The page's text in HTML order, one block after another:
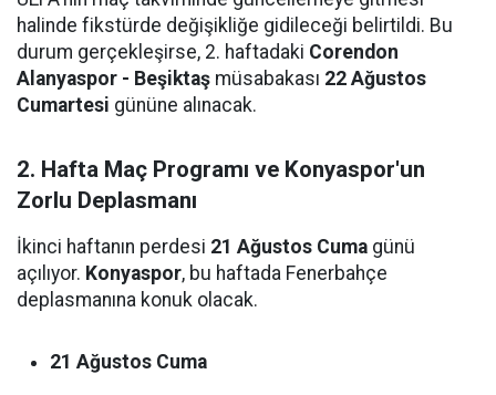
halinde fikstürde değişikliğe gidileceği belirtildi. Bu
durum gerçekleşirse, 2. haftadaki Corendon
Alanyaspor - Beşiktaş müsabakası 22 Ağustos
Cumartesi gününe alınacak.
2. Hafta Maç Programı ve Konyaspor'un
Zorlu Deplasmanı
İkinci haftanın perdesi 21 Ağustos Cuma günü
açılıyor. Konyaspor, bu haftada Fenerbahçe
deplasmanına konuk olacak.
21 Ağustos Cuma